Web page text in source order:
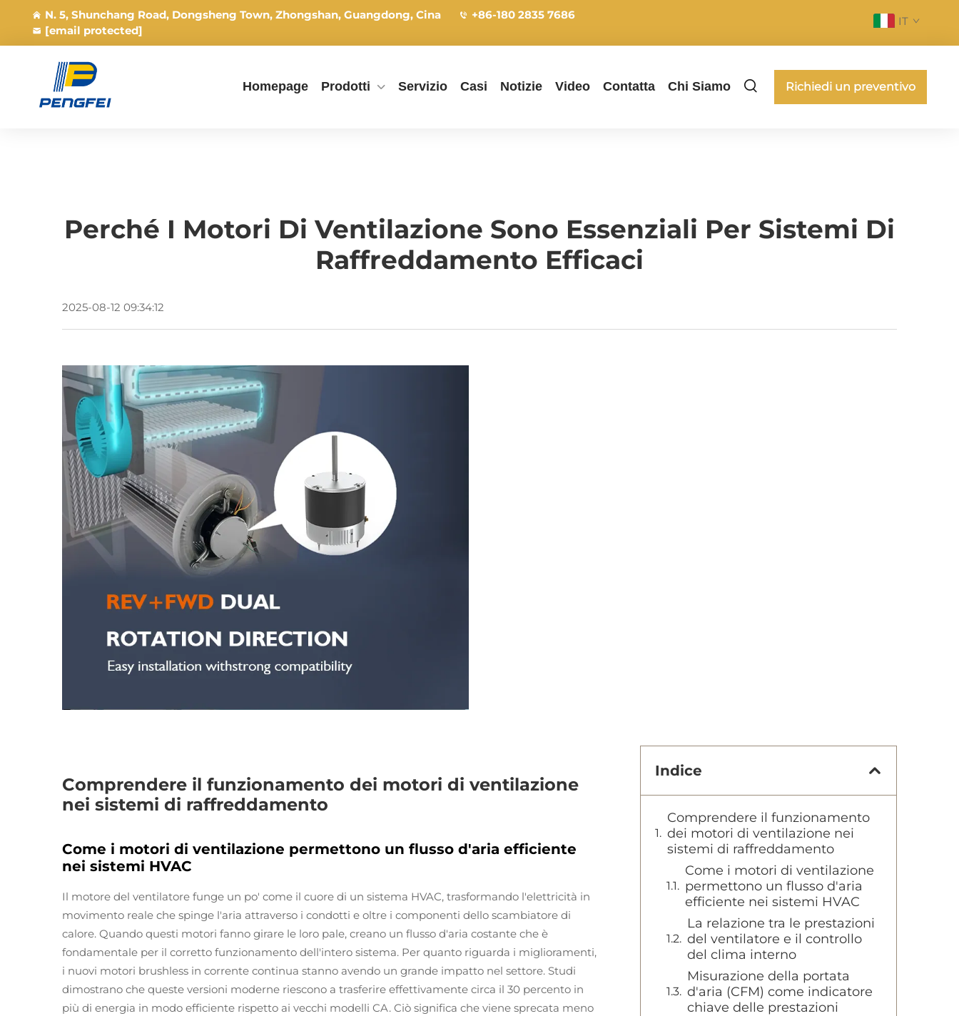
N. 5, Shunchang Road, Dongsheng Town, Zhongshan, Guangdong, Cina
+86-180 2835 7686
[email protected]
IT
Homepage Prodotti Servizio Casi Notizie Video Contatta Chi Siamo Richiedi un preventivo
Perché I Motori Di Ventilazione Sono Essenziali Per Sistemi Di
Raffreddamento Efficaci
2025-08-12 09:34:12
Comprendere il funzionamento dei motori di ventilazione
nei sistemi di raffreddamento
Come i motori di ventilazione permettono un flusso d'aria efficiente
nei sistemi HVAC
Il motore del ventilatore funge un po' come il cuore di un sistema HVAC, trasformando l'elettricità in
movimento reale che spinge l'aria attraverso i condotti e oltre i componenti dello scambiatore di
calore. Quando questi motori fanno girare le loro pale, creano un flusso d'aria costante che è
fondamentale per il corretto funzionamento dell'intero sistema. Per quanto riguarda i miglioramenti,
i nuovi motori brushless in corrente continua stanno avendo un grande impatto nel settore. Studi
dimostrano che queste versioni moderne riescono a trasferire effettivamente circa il 30 percento in
più di energia in modo efficiente rispetto ai vecchi modelli CA. Ciò significa che viene sprecata meno
Indice
Comprendere il funzionamento
dei motori di ventilazione nei
sistemi di raffreddamento
Come i motori di ventilazione
permettono un flusso d'aria
efficiente nei sistemi HVAC
La relazione tra le prestazioni
del ventilatore e il controllo
del clima interno
Misurazione della portata
d'aria (CFM) come indicatore
chiave delle prestazioni